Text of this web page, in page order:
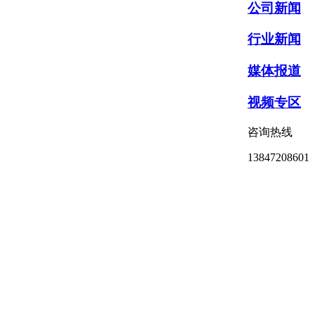
公司新闻
行业新闻
媒体报道
视频专区
咨询热线
13847208601